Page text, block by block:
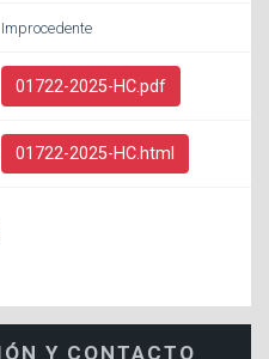
Improcedente
01722-2025-HC.pdf
01722-2025-HC.html
Y CONTACTO